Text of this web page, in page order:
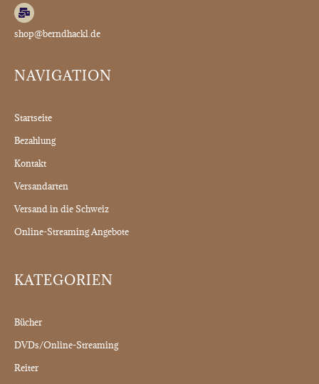
shop@berndhackl.de
NAVIGATION
Startseite
Bezahlung
Kontakt
Versandarten
Versand in die Schweiz
Online-Streaming Angebote
KATEGORIEN
Bücher
DVDs/Online-Streaming
Reiter